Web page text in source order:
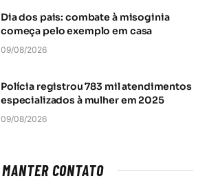
Dia dos pais: combate à misoginia
começa pelo exemplo em casa
09/08/2026
Polícia registrou 783 mil atendimentos
especializados à mulher em 2025
09/08/2026
MANTER CONTATO